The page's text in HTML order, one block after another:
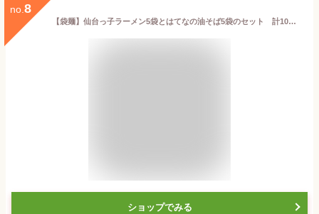
no. 8
【袋麺】仙台っ子ラーメン5袋とはてなの油そば5袋のセット 計10食分
ショップでみる